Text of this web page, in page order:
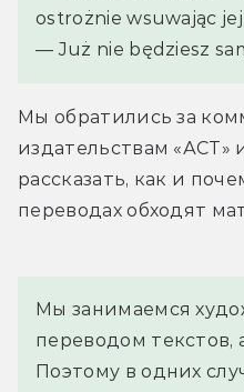
ostrożnie wsuwając
— Już nie będziesz
Мы обратились за
издательствам «АСТ»
рассказать, как и
переводах обходят
Мы занимаемся
переводом текстов,
Поэтому в одних